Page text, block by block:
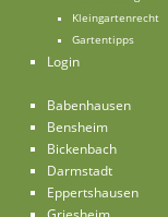
Kleingartenrecht
Gartentipps
Login
Babenhausen
Bensheim
Bickenbach
Darmstadt
Eppertshausen